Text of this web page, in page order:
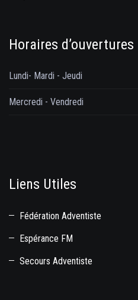
Horaires d’ouvertures
Lundi- Mardi - Jeudi
Mercredi - Vendredi
Liens Utiles
Fédération Adventiste
Espérance FM
Secours Adventiste